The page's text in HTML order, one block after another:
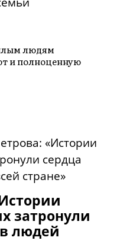
людям
и полноценную
затронули
людей